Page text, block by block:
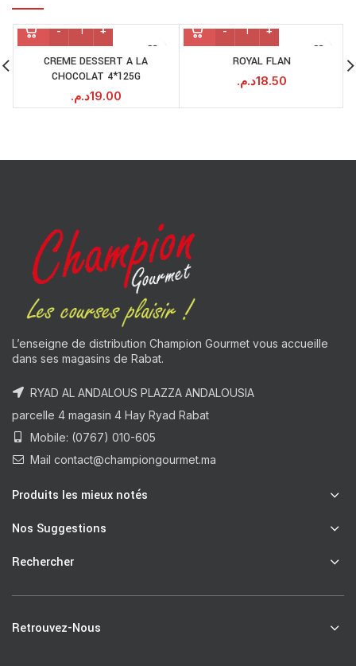
CREME DESSERT A LA
CHOCOLAT 4*125G
19.00د.م.
ROYAL FLAN
18.50د.م.
L’enseigne de distribution Champion Gourmet vous accueille
dans ses magasins de Rabat.
RYAD AL ANDALOUS PLAZZA ANDALOUSIA
parcelle 4 magasin 4 Hay Ryad Rabat
Mobile: (0767) 010-605
Mail contact@championgourmet.ma
Produits les mieux notés
Nos Suggestions
Rechercher
Retrouvez-Nous